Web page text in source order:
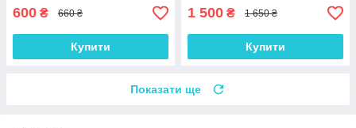
600 ₴ 660 ₴
Купити
1 500 ₴ 1 650 ₴
Купити
Показати ще